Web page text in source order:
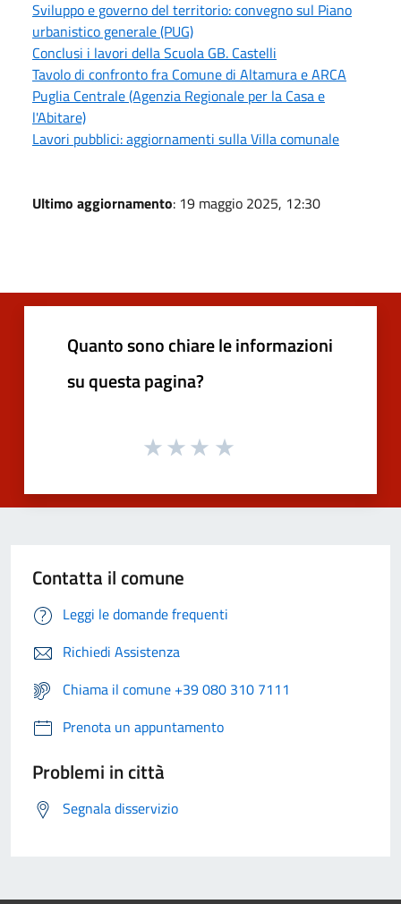
Sviluppo e governo del territorio: convegno sul Piano
urbanistico generale (PUG)
Conclusi i lavori della Scuola GB. Castelli
Tavolo di confronto fra Comune di Altamura e ARCA
Puglia Centrale (Agenzia Regionale per la Casa e
l'Abitare)
Lavori pubblici: aggiornamenti sulla Villa comunale
Ultimo aggiornamento: 19 maggio 2025, 12:30
Quanto sono chiare le informazioni
su questa pagina?
Contatta il comune
Leggi le domande frequenti
Richiedi Assistenza
Chiama il comune +39 080 310 7111
Prenota un appuntamento
Problemi in città
Segnala disservizio